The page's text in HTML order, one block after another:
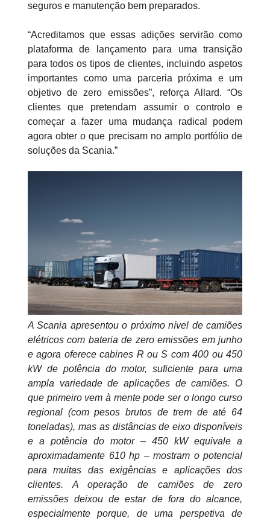
seguros e manutenção bem preparados.
“Acreditamos que essas adições servirão como
plataforma de lançamento para uma transição
para todos os tipos de clientes, incluindo aspetos
importantes como uma parceria próxima e um
objetivo de zero emissões”, reforça Allard. “Os
clientes que pretendam assumir o controlo e
começar a fazer uma mudança radical podem
agora obter o que precisam no amplo portfólio de
soluções da Scania.”
A Scania apresentou o próximo nível de camiões
elétricos com bateria de zero emissões em junho
e agora oferece cabines R ou S com 400 ou 450
kW de potência do motor, suficiente para uma
ampla variedade de aplicações de camiões. O
que primeiro vem à mente pode ser o longo curso
regional (com pesos brutos de trem de até 64
toneladas), mas as distâncias de eixo disponíveis
e a potência do motor – 450 kW equivale a
aproximadamente 610 hp – mostram o potencial
para muitas das exigências e aplicações dos
clientes. A operação de camiões de zero
emissões deixou de estar de fora do alcance,
especialmente porque, de uma perspetiva de